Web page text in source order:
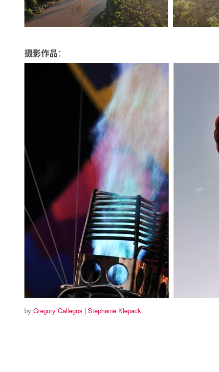
摄影作品：
by Gregory Gallegos | Stephanie Klepacki